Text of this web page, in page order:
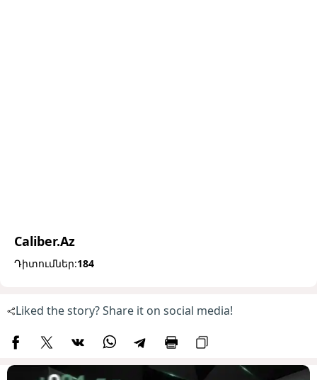
Caliber.Az
Դիտումներ:184
Liked the story? Share it on social media!